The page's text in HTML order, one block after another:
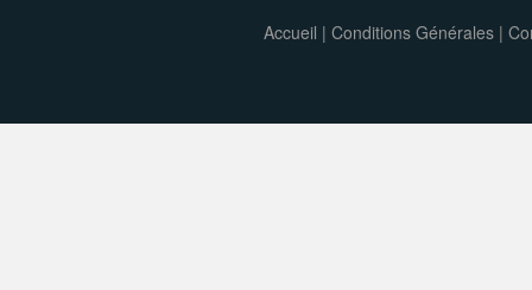
Accueil | Conditions Générales|